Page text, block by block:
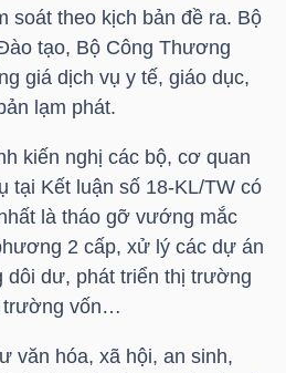
soát theo kịch bản đề ra. Bộ
tạo, Bộ Công Thương
giá dịch vụ y tế, giáo dục,
lạm phát.
kiến nghị các bộ, cơ quan
tại Kết luận số 18-KL/TW có
là tháo gỡ vướng mắc
2 cấp, xử lý các dự án
dôi dư, phát triển thị trường
trường vốn…
văn hóa, xã hội, an sinh,
Chỉ số
Người liên quan